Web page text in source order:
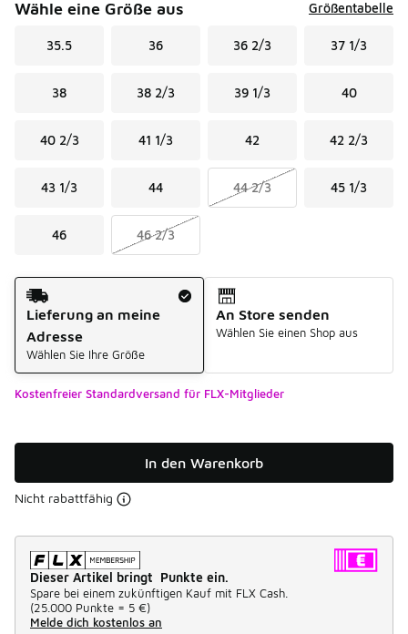
Wähle eine Größe aus Größentabelle
35.5 36 36 2/3 37 1/3
38 38 2/3 39 1/3 40
40 2/3 41 1/3 42 42 2/3
43 1/3 44 44 2/3 45 1/3
46 46 2/3
Versandart
Lieferung an meine
Adresse
Wählen Sie Ihre Größe
An Store senden
Wählen Sie einen Shop aus
Kostenfreier Standardversand für FLX-Mitglieder
In den Warenkorb
Nicht rabattfähig
Dieser Artikel bringt Punkte ein.
Spare bei einem zukünftigen Kauf mit FLX Cash.
(25.000 Punkte = 5 €)
Melde dich kostenlos an